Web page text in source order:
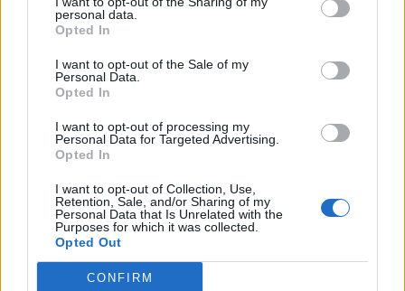
personal data.
Opted In
I want to opt-out of the Sale of my
Personal Data.
Opted In
I want to opt-out of processing my
Personal Data for Targeted Advertising.
Opted In
I want to opt-out of Collection, Use,
Retention, Sale, and/or Sharing of my
Personal Data that Is Unrelated with the
Purposes for which it was collected.
Opted Out
CONFIRM
ALTRE NOTIZIE DI NERVIANO